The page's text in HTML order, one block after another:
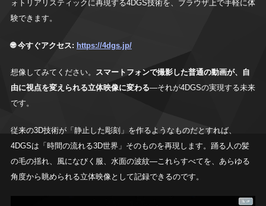
ォトリアリスティックに再現する4DGS技術を、ブラウザ上で手軽に体
験できます。
🌐 今すぐアクセス: https://4dgs.jp/
想像してみてください。 スマートフォンで撮影した普通の動画が、自
由に視点を変えられる立体映像に変わる―それが4DGSの実現する未来
です。
従来の3D技術が「静止した彫刻」を作るようなものだとすれば、
4DGSは「時間の流れる3D世界」そのものを再現します。踊る人の髪
の毛の揺れ、風になびく服、水面の波紋―これらすべてを、あらゆる
角度から眺められる立体映像として記録できるのです。